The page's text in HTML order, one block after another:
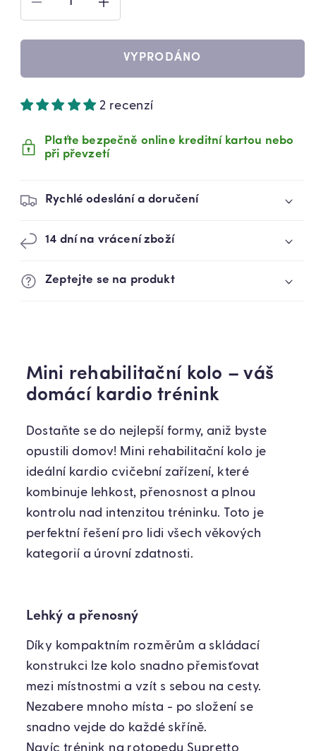
SNÍŽIT
MNOŽSTVÍ
PRODUKTU
REHABILITAČNÍ
(71580001)
ZVÝŠIT
MNOŽSTVÍ
PRODUKTU
MINI
ROWER
REHABILITAČNÍ
(71580001)
VYPRODÁNO
2 recenzí
Plaťte bezpečně online kreditní kartou nebo
při převzetí
Rychlé odeslání a doručení
14 dní na vrácení zboží
Zeptejte se na produkt
Mini rehabilitační kolo – váš
domácí kardio trénink
Dostaňte se do nejlepší formy, aniž byste
opustili domov! Mini rehabilitační kolo je
ideální kardio cvičební zařízení, které
kombinuje lehkost, přenosnost a plnou
kontrolu nad intenzitou tréninku. Toto je
perfektní řešení pro lidi všech věkových
kategorií a úrovní zdatnosti.
Lehký a přenosný
Díky kompaktním rozměrům a skládací
konstrukci lze kolo snadno přemisťovat
mezi místnostmi a vzít s sebou na cesty.
Nezabere mnoho místa - po složení se
snadno vejde do každé skříně.
Navíc trénink na rotopedu Supretto